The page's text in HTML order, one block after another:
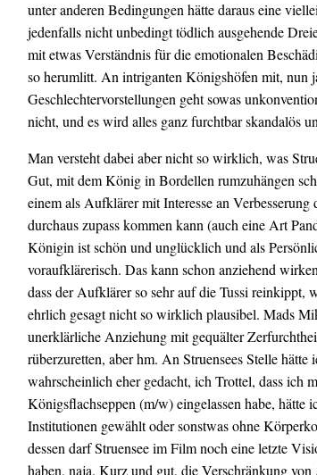
unter anderen Bedingungen hätte daraus eine
jedenfalls nicht unbedingt tödlich ausgehende
mit etwas Verständnis für die emotionalen
so herumlitt. An intriganten Königshöfen mit, nun
Geschlechtervorstellungen geht sowas
nicht, und es wird alles ganz furchtbar skandalös
Man versteht dabei aber nicht so wirklich, was
Gut, mit dem König in Bordellen rumzuhängen
einem als Aufklärer mit Interesse an
durchaus zupass kommen kann (auch eine Art
Königin ist schön und unglücklich und als
voraufklärerisch. Das kann schon anziehend
dass der Aufklärer so sehr auf die Tussi reinkippt,
ehrlich gesagt nicht so wirklich plausibel. Mads
unerklärliche Anziehung mit gequälter
rüberzuretten, aber hm. An Struensees Stelle
wahrscheinlich eher gedacht, ich Trottel, dass ich
Königsflachseppen (m/w) eingelassen habe, hätte
Institutionen gewählt oder sonstwas ohne
dessen darf Struensee im Film noch eine letzte
haben, naja. Kurz und gut, die Verschränkung